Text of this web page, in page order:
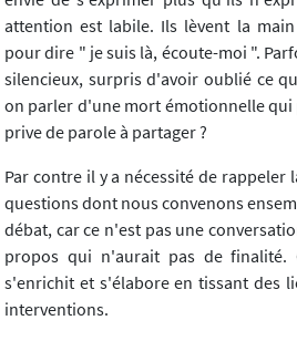
attention est labile. Ils lèvent la
pour dire " je suis là, écoute-moi ".
silencieux, surpris d'avoir oublié ce
on parler d'une mort émotionnelle qui
prive de parole à partager ?
Par contre il y a nécessité de rappeler
questions dont nous convenons
débat, car ce n'est pas une
propos qui n'aurait pas de finalité.
s'enrichit et s'élabore en tissant des
interventions.